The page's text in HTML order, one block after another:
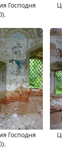
Господня
Господня